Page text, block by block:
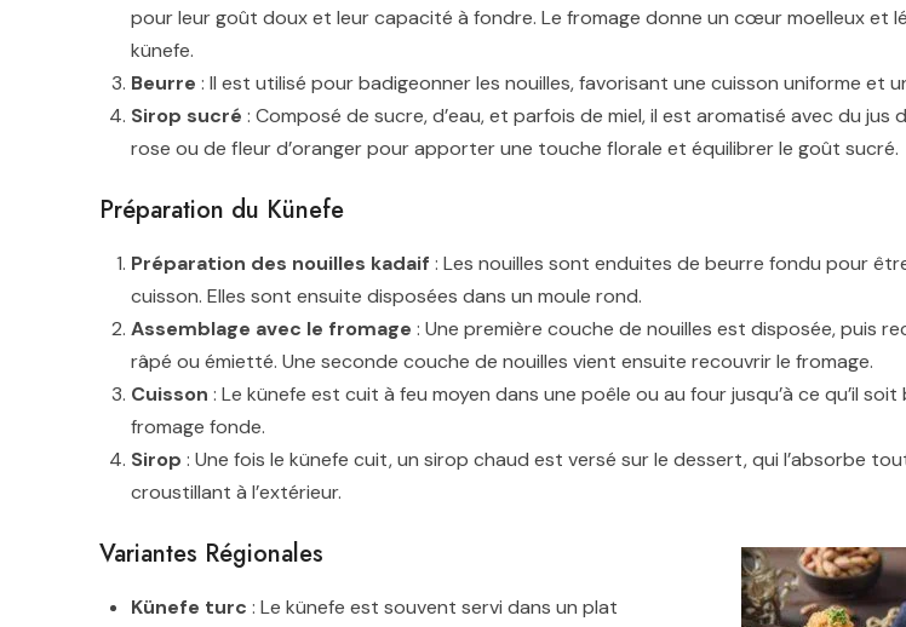
pour leur goût doux et leur capacité à fondre. Le fromage donne un cœur moelleux et
künefe.
Beurre : Il est utilisé pour badigeonner les nouilles, favorisant une cuisson uniforme et
Sirop sucré : Composé de sucre, d’eau, et parfois de miel, il est aromatisé avec du jus
rose ou de fleur d’oranger pour apporter une touche florale et équilibrer le goût sucré.
Préparation du Künefe
Préparation des nouilles kadaif : Les nouilles sont enduites de beurre fondu pour
cuisson. Elles sont ensuite disposées dans un moule rond.
Assemblage avec le fromage : Une première couche de nouilles est disposée, puis
râpé ou émietté. Une seconde couche de nouilles vient ensuite recouvrir le fromage.
Cuisson : Le künefe est cuit à feu moyen dans une poêle ou au four jusqu’à ce qu’il
fromage fonde.
Sirop : Une fois le künefe cuit, un sirop chaud est versé sur le dessert, qui l’absorbe
croustillant à l’extérieur.
Variantes Régionales
Künefe turc : Le künefe est souvent servi dans un plat